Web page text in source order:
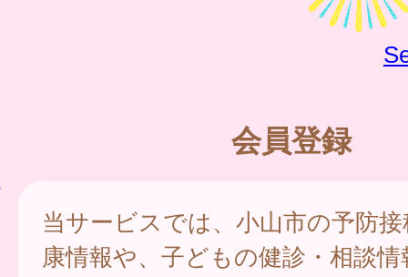
会員登録
当サービスでは、小山市の予防
康情報や、子どもの健診・相談